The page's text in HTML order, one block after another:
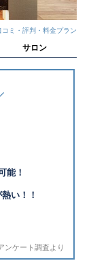
ミ・評判・料金プラン
サロン
能！
い！！
ンケート調査より